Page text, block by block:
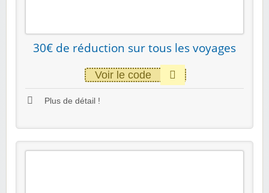
30€ de réduction sur tous les voyages
Voir le code
Plus de détail !